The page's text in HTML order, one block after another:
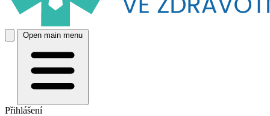
Open main menu
Přihlášení